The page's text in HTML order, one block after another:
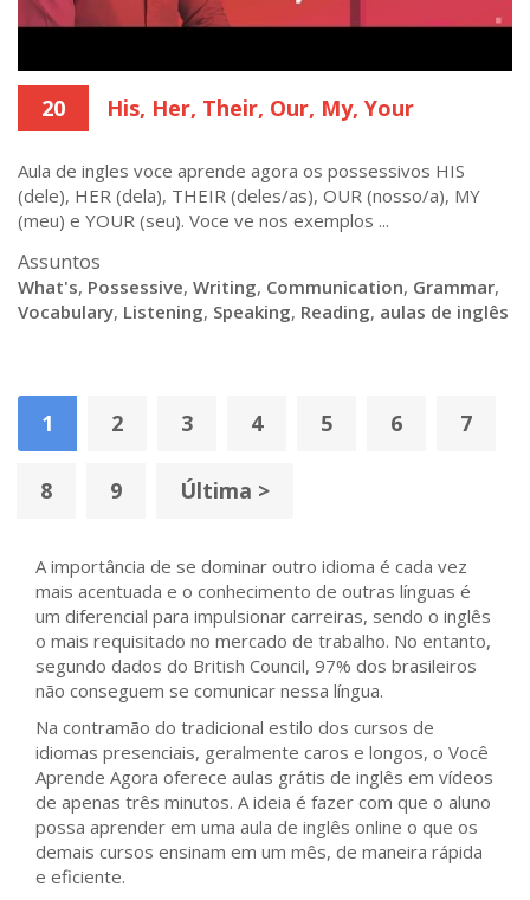
20 His, Her, Their, Our, My, Your
Aula de ingles voce aprende agora os possessivos HIS
(dele), HER (dela), THEIR (deles/as), OUR (nosso/a), MY
(meu) e YOUR (seu). Voce ve nos exemplos ...
Assuntos
What's, Possessive, Writing, Communication, Grammar,
Vocabulary, Listening, Speaking, Reading, aulas de inglês
1 2 3 4 5 6 7
8 9 Última >
A importância de se dominar outro idioma é cada vez
mais acentuada e o conhecimento de outras línguas é
um diferencial para impulsionar carreiras, sendo o inglês
o mais requisitado no mercado de trabalho. No entanto,
segundo dados do British Council, 97% dos brasileiros
não conseguem se comunicar nessa língua.
Na contramão do tradicional estilo dos cursos de
idiomas presenciais, geralmente caros e longos, o Você
Aprende Agora oferece aulas grátis de inglês em vídeos
de apenas três minutos. A ideia é fazer com que o aluno
possa aprender em uma aula de inglês online o que os
demais cursos ensinam em um mês, de maneira rápida
e eficiente.